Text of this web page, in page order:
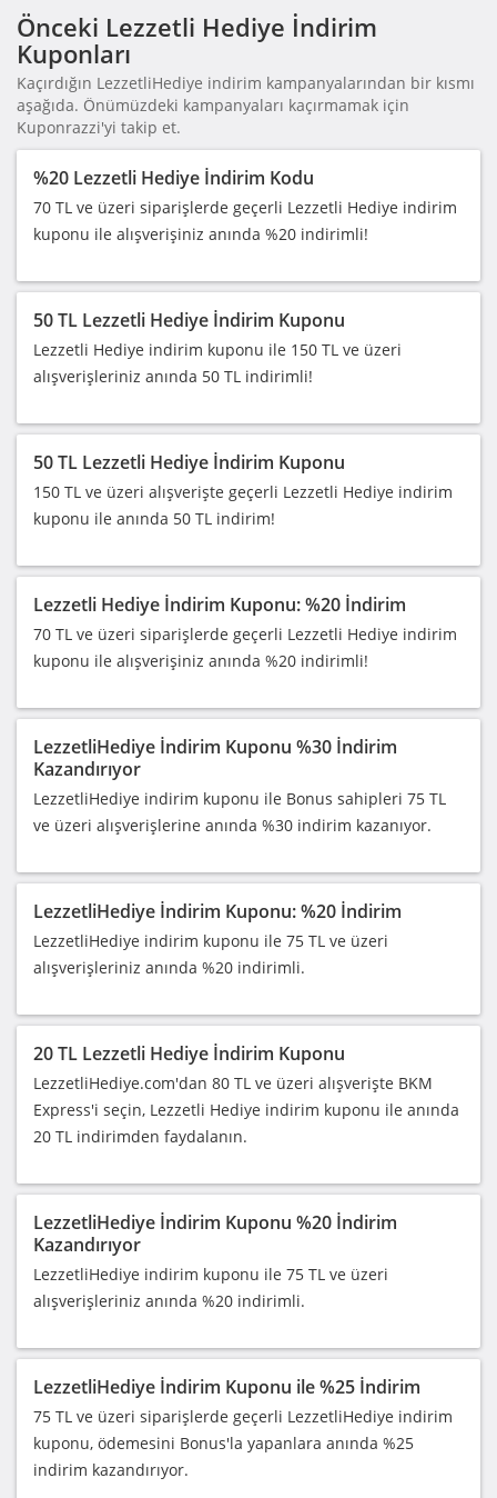
Önceki Lezzetli Hediye İndirim
Kuponları
Kaçırdığın LezzetliHediye indirim kampanyalarından bir kısmı
aşağıda. Önümüzdeki kampanyaları kaçırmamak için
Kuponrazzi'yi takip et.
%20 Lezzetli Hediye İndirim Kodu
70 TL ve üzeri siparişlerde geçerli Lezzetli Hediye indirim
kuponu ile alışverişiniz anında %20 indirimli!
50 TL Lezzetli Hediye İndirim Kuponu
Lezzetli Hediye indirim kuponu ile 150 TL ve üzeri
alışverişleriniz anında 50 TL indirimli!
50 TL Lezzetli Hediye İndirim Kuponu
150 TL ve üzeri alışverişte geçerli Lezzetli Hediye indirim
kuponu ile anında 50 TL indirim!
Lezzetli Hediye İndirim Kuponu: %20 İndirim
70 TL ve üzeri siparişlerde geçerli Lezzetli Hediye indirim
kuponu ile alışverişiniz anında %20 indirimli!
LezzetliHediye İndirim Kuponu %30 İndirim
Kazandırıyor
LezzetliHediye indirim kuponu ile Bonus sahipleri 75 TL
ve üzeri alışverişlerine anında %30 indirim kazanıyor.
LezzetliHediye İndirim Kuponu: %20 İndirim
LezzetliHediye indirim kuponu ile 75 TL ve üzeri
alışverişleriniz anında %20 indirimli.
20 TL Lezzetli Hediye İndirim Kuponu
LezzetliHediye.com'dan 80 TL ve üzeri alışverişte BKM
Express'i seçin, Lezzetli Hediye indirim kuponu ile anında
20 TL indirimden faydalanın.
LezzetliHediye İndirim Kuponu %20 İndirim
Kazandırıyor
LezzetliHediye indirim kuponu ile 75 TL ve üzeri
alışverişleriniz anında %20 indirimli.
LezzetliHediye İndirim Kuponu ile %25 İndirim
75 TL ve üzeri siparişlerde geçerli LezzetliHediye indirim
kuponu, ödemesini Bonus'la yapanlara anında %25
indirim kazandırıyor.